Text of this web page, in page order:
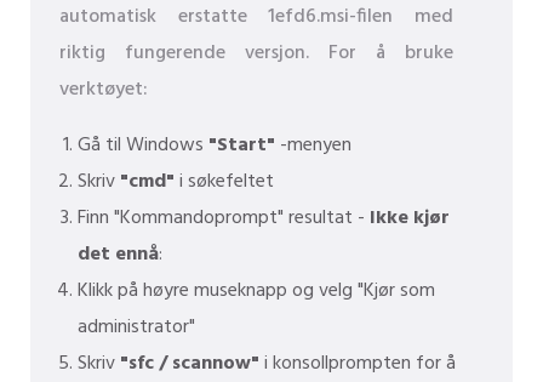
automatisk erstatte 1efd6.msi-filen med
riktig fungerende versjon. For å bruke
verktøyet:
Gå til Windows "Start" -menyen
Skriv"cmd"i søkefeltet
Finn "Kommandoprompt" resultat - Ikke kjør
det ennå:
Klikk på høyre museknapp og velg "Kjør som
administrator"
Skriv"sfc / scannow"i konsollprompten for å